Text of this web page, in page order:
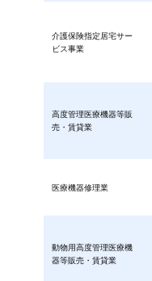
介護保険指定居宅サー
ビス事業
高度管理医療機器等販
売・賃貸業
医療機器修理業
動物用高度管理医療機
器等販売・賃貸業